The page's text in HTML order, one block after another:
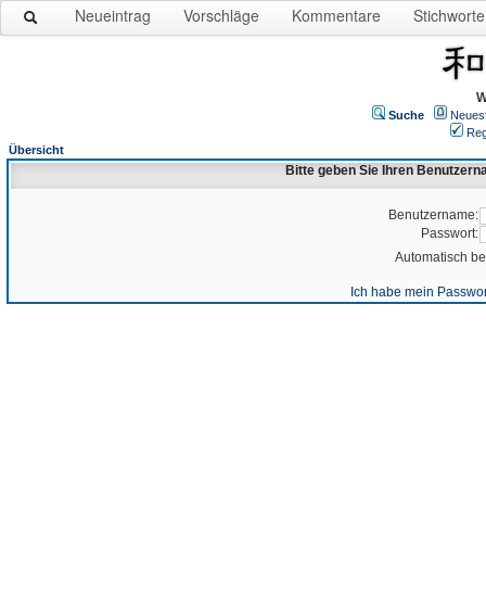
Neueintrag Vorschläge Kommentare Stichworte
Suche
Übersicht
Bitte geben Sie Ihren
Benutzername:
Passwort:
Automatisch
Ich habe mein